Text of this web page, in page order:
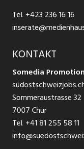
Temporär Jobs
Teilzeit Jobs
Praktikum
Impressum
Tel. +423 236 16 16
KONTAKT
Somedia
Sommeraustrasse 32
7007 Chur
Tel. +41 81 255 58 11